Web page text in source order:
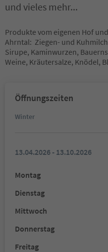
und vieles mehr...
Produkte vom eigenen Hof
Ahrntal: Ziegen- und
Sirupe, Kaminwurzen,
Weine, Kräutersalze, Knödel,
Öffnungszeiten
Winter
13.04.2026 - 13.10.2026
Montag
Dienstag
Mittwoch
Donnerstag
Freitag